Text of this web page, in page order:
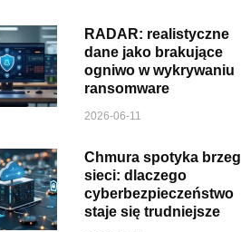
RADAR: realistyczne
dane jako brakujące
ogniwo w wykrywaniu
ransomware
2026-06-11
Chmura spotyka brzeg
sieci: dlaczego
cyberbezpieczeństwo
staje się trudniejsze